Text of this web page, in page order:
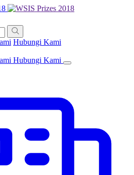
Hubungi Kami
Hubungi Kami